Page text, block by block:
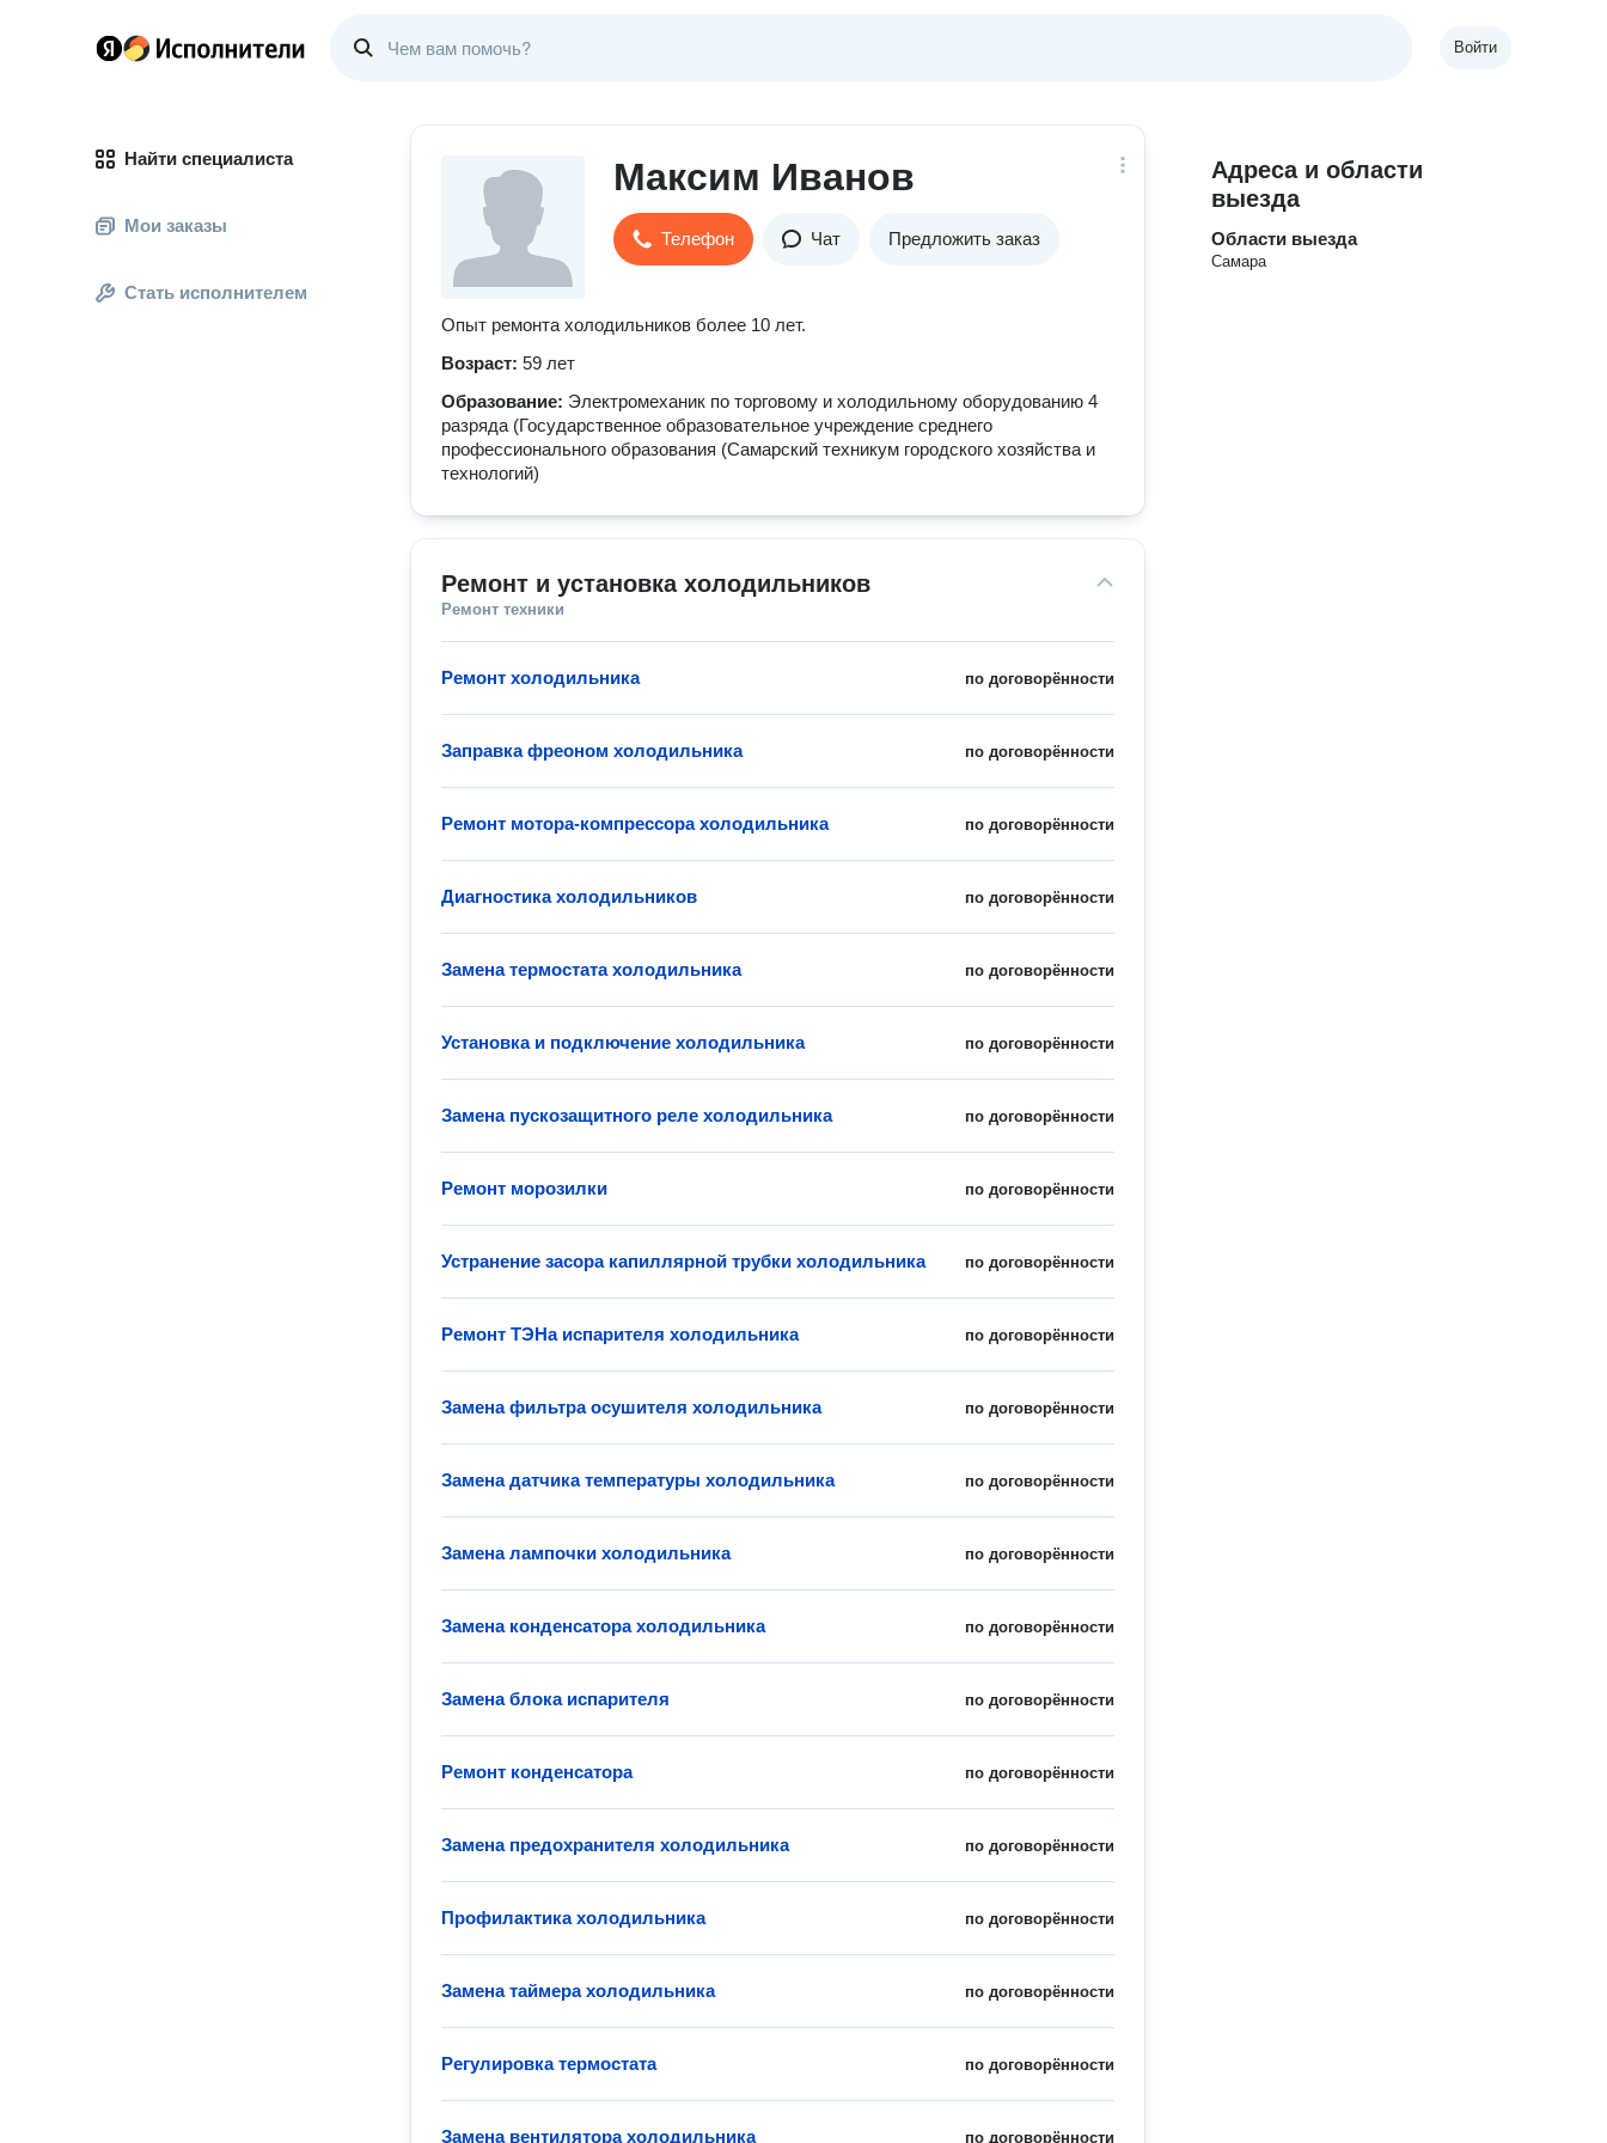
Войти
Найти специалиста
Мои заказы
Стать исполнителем
Максим Иванов
Телефон Чат Предложить заказ
Опыт ремонта холодильников более 10 лет.
Возраст: 59 лет
Образование: Электромеханик по торговому и холодильному оборудованию 4
разряда (Государственное образовательное учреждение среднего
профессионального образования (Самарский техникум городского хозяйства и
технологий)
Ремонт и установка холодильников
Ремонт техники
по договорённости
Ремонт холодильника
по договорённости
Заправка фреоном холодильника
по договорённости
Ремонт мотора-компрессора холодильника
по договорённости
Диагностика холодильников
по договорённости
Замена термостата холодильника
по договорённости
Установка и подключение холодильника
по договорённости
Замена пускозащитного реле холодильника
по договорённости
Ремонт морозилки
по договорённости
Устранение засора капиллярной трубки холодильника
по договорённости
Ремонт ТЭНа испарителя холодильника
по договорённости
Замена фильтра осушителя холодильника
по договорённости
Замена датчика температуры холодильника
по договорённости
Замена лампочки холодильника
по договорённости
Замена конденсатора холодильника
по договорённости
Замена блока испарителя
по договорённости
Ремонт конденсатора
по договорённости
Замена предохранителя холодильника
по договорённости
Профилактика холодильника
по договорённости
Замена таймера холодильника
по договорённости
Регулировка термостата
по договорённости
Замена вентилятора холодильника
Адреса и области
выезда
Области выезда
Самара